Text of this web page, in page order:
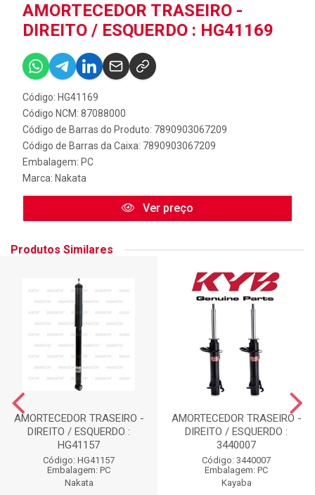
AMORTECEDOR TRASEIRO -
DIREITO / ESQUERDO : HG41169
Código: HG41169
Código NCM: 87088000
Código de Barras do Produto: 7890903067209
Código de Barras da Caixa: 7890903067209
Embalagem: PC
Marca: Nakata
Ver preço
Produtos Similares
AMORTECEDOR TRASEIRO -
DIREITO / ESQUERDO :
HG41157
Código: HG41157
Embalagem: PC
Nakata
AMORTECEDOR TRASEIRO -
DIREITO / ESQUERDO :
3440007
Código: 3440007
Embalagem: PC
Kayaba